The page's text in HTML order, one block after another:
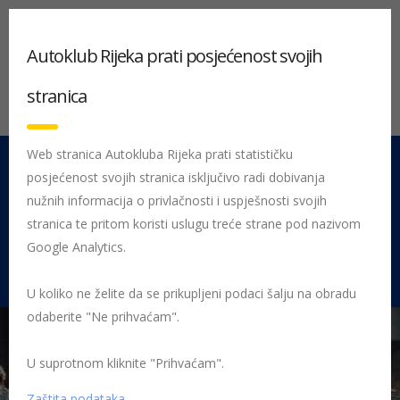
051 212 442 Centrala
Pon - Pet 08:00 - 16:00
Rujevica 9/1, 51000 Rijeka
Početna Posljednje objavljene novosti
Autoklub Rijeka prati posjećenost svojih
stranica
Web stranica Autokluba Rijeka prati statističku
posjećenost svojih stranica isključivo radi dobivanja
nužnih informacija o privlačnosti i uspješnosti svojih
stranica te pritom koristi uslugu treće strane pod nazivom
Google Analytics.
U koliko ne želite da se prikupljeni podaci šalju na obradu
odaberite "Ne prihvaćam".
U suprotnom kliknite "Prihvaćam".